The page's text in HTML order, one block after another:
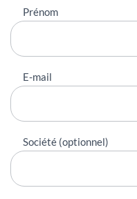
Prénom
E-mail
Société (optionnel)